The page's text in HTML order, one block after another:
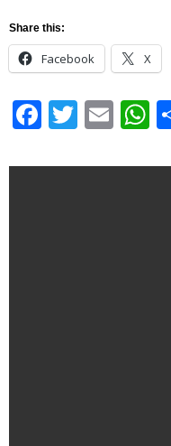
Share this:
Facebook X
Facebook
Twitter